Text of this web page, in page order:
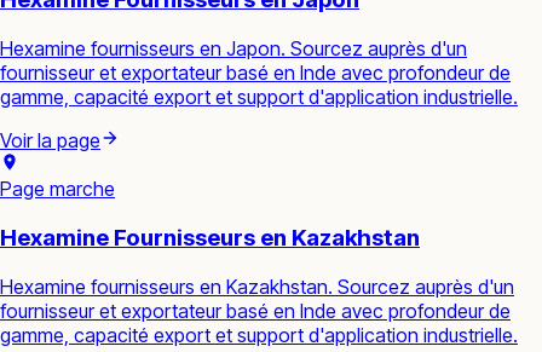
Hexamine fournisseurs en Japon. Sourcez auprès d'un
fournisseur et exportateur basé en Inde avec profondeur de
gamme, capacité export et support d'application industrielle.
Voir la page
Page marche
Hexamine Fournisseurs en Kazakhstan
Hexamine fournisseurs en Kazakhstan. Sourcez auprès d'un
fournisseur et exportateur basé en Inde avec profondeur de
gamme, capacité export et support d'application industrielle.